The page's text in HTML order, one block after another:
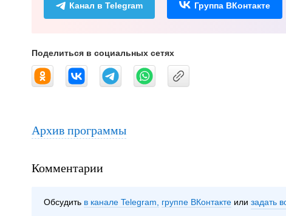
Канал в Telegram Группа ВКонтакте
Поделиться в социальных сетях
Архив программы
Комментарии
Обсудить в канале Telegram группе ВКонтакте задать